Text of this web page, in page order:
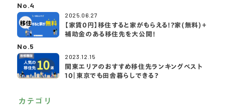
No.4
2025.06.27
【家賃0円】移住すると家がもらえる!?家(無料)＋
補助金のある移住先を大公開！
No.5
2023.12.15
関東エリアのおすすめ移住先ランキングベスト
10｜東京でも田舎暮らしできる？
カテゴリ